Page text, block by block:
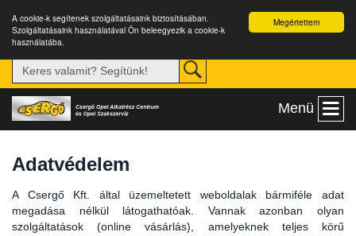
Megértettem
A cookie-k segítenek szolgáltatásaink biztosításában.
Szolgáltatásaink használatával Ön beleegyezik a cookie-k
használatába.
Menü
Adatvédelem
A Csergő Kft. által üzemeltetett weboldalak bármiféle adat
megadása nélkül látogathatóak. Vannak azonban olyan
szolgáltatások (online vásárlás), amelyeknek teljes körű